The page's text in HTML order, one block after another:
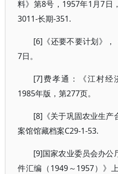
料》第8号，1957年1月7日
3011-长期-351.
[6]《还要不要计划》，
7日。
[7]费孝通：《江村经
1985年版，第277页。
[8]《关于巩固农业生产
案馆馆藏档案C29-1-53.
[9]国家农业委员会办公
件汇编（1949～1957）》